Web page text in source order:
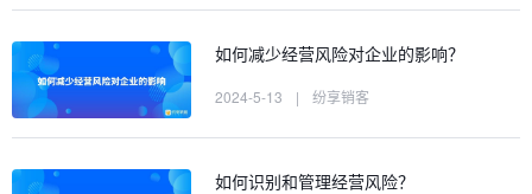
如何减少经营风险对企业的影响？
2024-5-13 | 纷享销客
如何识别和管理经营风险？